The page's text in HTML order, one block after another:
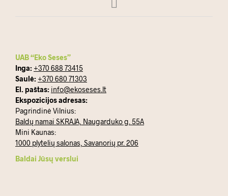
UAB “Eko Seses”
Inga: +370 688 73415
Saulė: +370 680 71303
El. paštas: info@ekoseses.lt
Ekspozicijos adresas:
Pagrindinė Vilnius:
Baldų namai SKRAJA, Naugarduko g. 55A
Mini Kaunas:
1000 plytelių salonas, Savanorių pr. 206
Baldai Jūsų verslui